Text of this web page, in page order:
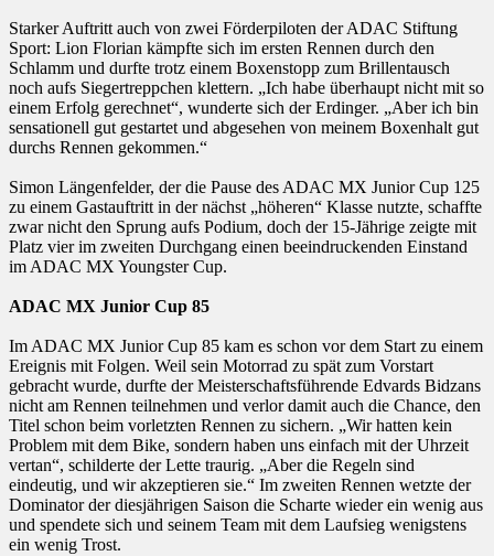
Starker Auftritt auch von zwei Förderpiloten der ADAC Stiftung
Sport: Lion Florian kämpfte sich im ersten Rennen durch den
Schlamm und durfte trotz einem Boxenstopp zum Brillentausch
noch aufs Siegertreppchen klettern. „Ich habe überhaupt nicht mit so
einem Erfolg gerechnet“, wunderte sich der Erdinger. „Aber ich bin
sensationell gut gestartet und abgesehen von meinem Boxenhalt gut
durchs Rennen gekommen.“
Simon Längenfelder, der die Pause des ADAC MX Junior Cup 125
zu einem Gastauftritt in der nächst „höheren“ Klasse nutzte, schaffte
zwar nicht den Sprung aufs Podium, doch der 15-Jährige zeigte mit
Platz vier im zweiten Durchgang einen beeindruckenden Einstand
im ADAC MX Youngster Cup.
ADAC MX Junior Cup 85
Im ADAC MX Junior Cup 85 kam es schon vor dem Start zu einem
Ereignis mit Folgen. Weil sein Motorrad zu spät zum Vorstart
gebracht wurde, durfte der Meisterschaftsführende Edvards Bidzans
nicht am Rennen teilnehmen und verlor damit auch die Chance, den
Titel schon beim vorletzten Rennen zu sichern. „Wir hatten kein
Problem mit dem Bike, sondern haben uns einfach mit der Uhrzeit
vertan“, schilderte der Lette traurig. „Aber die Regeln sind
eindeutig, und wir akzeptieren sie.“ Im zweiten Rennen wetzte der
Dominator der diesjährigen Saison die Scharte wieder ein wenig aus
und spendete sich und seinem Team mit dem Laufsieg wenigstens
ein wenig Trost.